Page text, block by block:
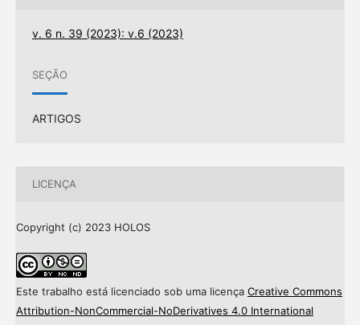
v. 6 n. 39 (2023): v.6 (2023)
SEÇÃO
ARTIGOS
LICENÇA
Copyright (c) 2023 HOLOS
Este trabalho está licenciado sob uma licença Creative Commons
Attribution-NonCommercial-NoDerivatives 4.0 International